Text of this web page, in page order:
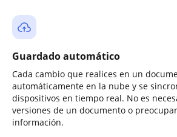
Guardado automático
Cada cambio que realices en un
automáticamente en la nube y se
dispositivos en tiempo real. No es
versiones de un documento o
información.